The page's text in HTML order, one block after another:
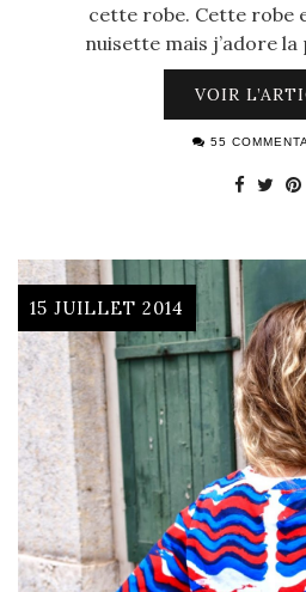
cette robe. Cette robe
nuisette mais j’adore
VOIR
55
15 JUILLET 2014